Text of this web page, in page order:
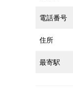
電話番号
住所
最寄駅